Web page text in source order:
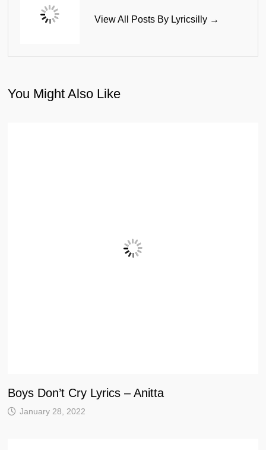
View All Posts By Lyricsilly →
You Might Also Like
Boys Don’t Cry Lyrics – Anitta
January 28, 2022